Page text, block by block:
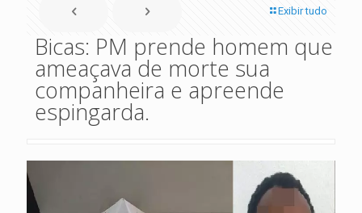
Exibir tudo
Bicas: PM prende homem que
ameaçava de morte sua
companheira e apreende
espingarda.